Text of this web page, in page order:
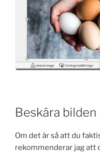
Beskära bilden
Om det är så att du
rekommenderar jag att